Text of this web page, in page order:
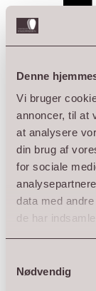
Denne
Vi bruger
annoncer, til at
at analysere
din brug af
for sociale
data med
de har
Nødvendig